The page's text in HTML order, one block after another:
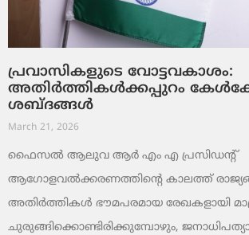
പ്രവാസികളുടെ വോട്ടവകാശം:
അതിർത്തികൾക്കപ്പുറം
ശബ്ദങ്ങൾ
March 21, 2026
ഫൈസൽ ആലുവ ആർ എം എ പ്രസിഡന്റ്
ആഗോളവൽക്കരണത്തിന്റെ കാലത്ത്
അതിർത്തികൾ ഭൗമപരമായ രേഖകളായി
ചുരുങ്ങിക്കൊണ്ടിരിക്കുമ്പോഴും,